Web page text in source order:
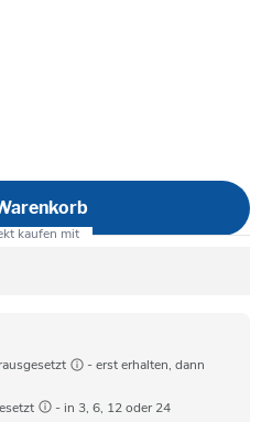
- erst erhalten, dann
- in 3, 6, 12 oder 24